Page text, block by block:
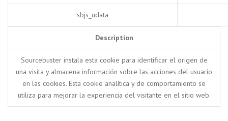
sbjs_udata
Description
Sourcebuster instala esta cookie para identificar el origen de
una visita y almacena información sobre las acciones del usuario
en las cookies. Esta cookie analítica y de comportamiento se
utiliza para mejorar la experiencia del visitante en el sitio web.